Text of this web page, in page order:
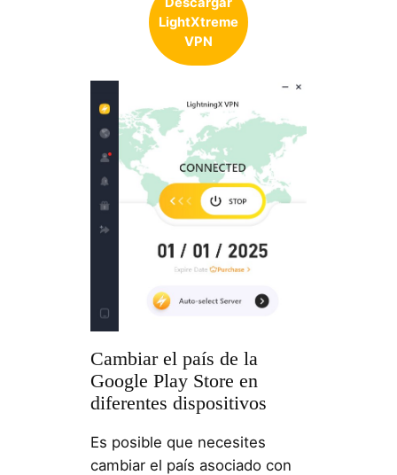
LightXtreme
VPN
Cambiar el país de la
Google Play Store en
diferentes dispositivos
Es posible que necesites
cambiar el país asociado con